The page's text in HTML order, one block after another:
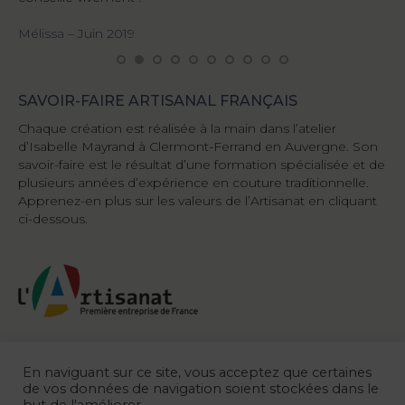
Mélissa – Juin 2019
SAVOIR-FAIRE ARTISANAL FRANÇAIS
Chaque création est réalisée à la main dans l’atelier
d’Isabelle Mayrand à Clermont-Ferrand en Auvergne. Son
savoir-faire est le résultat d’une formation spécialisée et de
plusieurs années d’expérience en couture traditionnelle.
Apprenez-en plus sur les valeurs de l’Artisanat en cliquant
ci-dessous.
En naviguant sur ce site, vous acceptez que certaines
de vos données de navigation soient stockées dans le